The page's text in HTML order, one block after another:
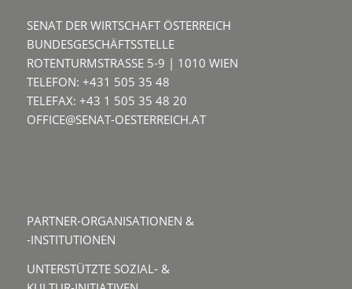
SENAT DER WIRTSCHAFT ÖSTERREICH
BUNDESGESCHÄFTSSTELLE
ROTENTURMSTRASSE 5-9 | 1010 WIEN
TELEFON: +431 505 35 48
TELEFAX: +43 1 505 35 48 20
OFFICE@SENAT-OESTERREICH.AT
PARTNER-ORGANISATIONEN &
-INSTITUTIONEN
UNTERSTÜTZTE SOZIAL- &